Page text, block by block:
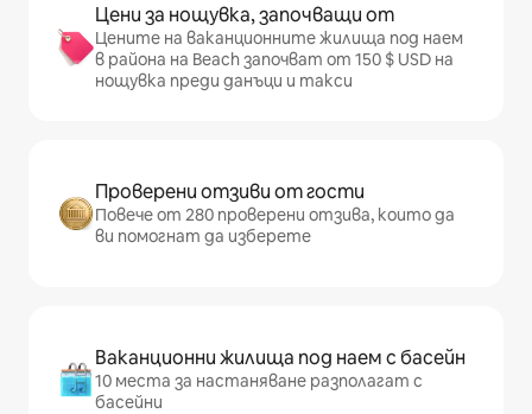
Цени за нощувка, започващи от
Цените на ваканционните жилища под наем
в района на Beach започват от 150 $ USD на
нощувка преди данъци и такси
Проверени отзиви от гости
Повече от 280 проверени отзива, които да
ви помогнат да изберете
Ваканционни жилища под наем с басейн
10 места за настаняване разполагат с
басейни